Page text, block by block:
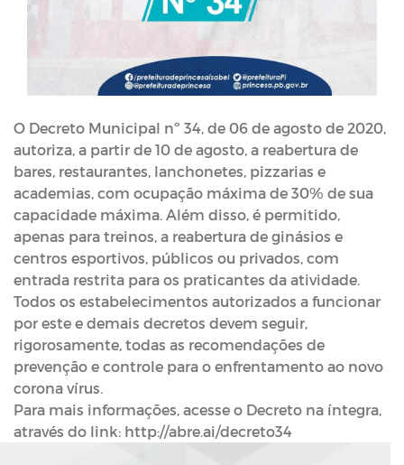
O Decreto Municipal nº 34, de 06 de agosto de 2020,
autoriza, a partir de 10 de agosto, a reabertura de
bares, restaurantes, lanchonetes, pizzarias e
academias, com ocupação máxima de 30% de sua
capacidade máxima. Além disso, é permitido,
apenas para treinos, a reabertura de ginásios e
centros esportivos, públicos ou privados, com
entrada restrita para os praticantes da atividade.
Todos os estabelecimentos autorizados a funcionar
por este e demais decretos devem seguir,
rigorosamente, todas as recomendações de
prevenção e controle para o enfrentamento ao novo
corona vírus.
Para mais informações, acesse o Decreto na íntegra,
através do link: http://abre.ai/decreto34